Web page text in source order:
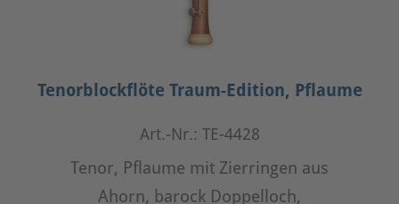
Tenorblockflöte Traum-Edition, Pflaume
Art.-Nr.: TE-4428
Tenor, Pflaume mit Zierringen aus
Ahorn, barock Doppelloch,